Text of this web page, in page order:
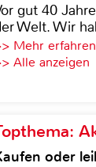
gut 40
Welt. Wir
Mehr erfahren
Alle anzeigen
oder